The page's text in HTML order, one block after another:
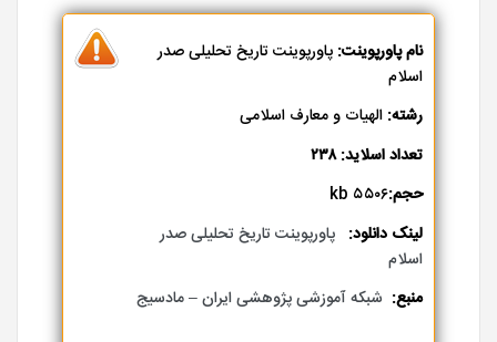
نام پاورپوینت: پاورپوینت تاریخ تحلیلی صدر
اسلام
رشته: الهیات و معارف اسلامی
تعداد اسلاید: ۲۳۸
حجم:۵۵۰۶ kb
لینک دانلود: پاورپوینت تاریخ تحلیلی صدر
اسلام
منبع: شبکه آموزشی پژوهشی ایران – مادسیج